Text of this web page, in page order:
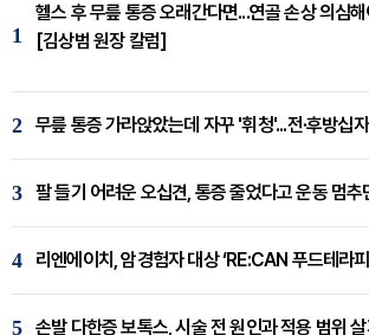
1
헬스 후 무릎 통증 오래간다면...연골 손상 의심
[김상범 원장 칼럼]
2
3
4 리엔에이치, 암경험자 대상 ‘RE:CAN 푸드테라피
5